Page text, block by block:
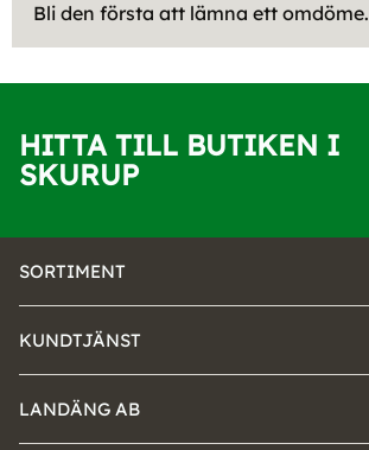
Bli den första att lämna ett omdöme.
HITTA TILL BUTIKEN I
SKURUP
SORTIMENT
KUNDTJÄNST
LANDÄNG AB